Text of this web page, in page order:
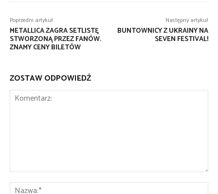
Poprzedni artykuł
METALLICA ZAGRA SETLISTĘ
STWORZONĄ PRZEZ FANÓW.
ZNAMY CENY BILETÓW
Następny artykuł
BUNTOWNICY Z UKRAINY NA
SEVEN FESTIVAL!
ZOSTAW ODPOWIEDŹ